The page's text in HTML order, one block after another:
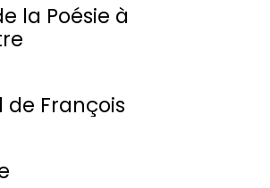
la Poésie à
de François